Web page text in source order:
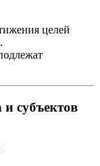
целей
субъектов